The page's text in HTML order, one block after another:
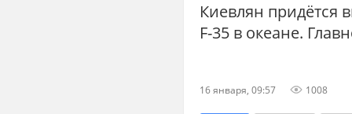
Урсула фон дер Ляйен
Международная политика
Донецкая Народная Республика
Киевлян придётся
F-35 в океане.
16 января, 09:57 1008